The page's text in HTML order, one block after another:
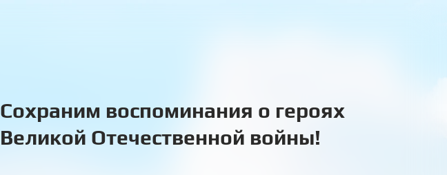
Сохраним воспоминания о героях
Великой Отечественной войны!